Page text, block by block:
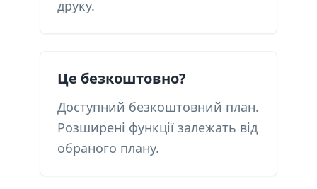
друку.
Це безкоштовно?
Доступний безкоштовний план.
Розширені функції залежать від
обраного плану.